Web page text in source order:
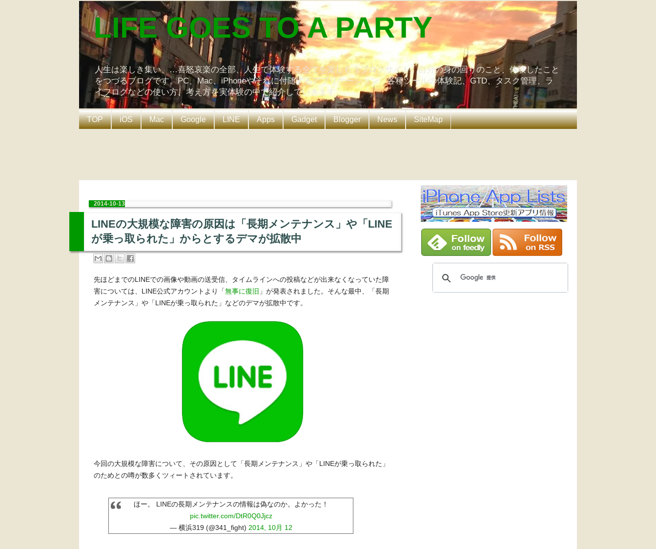
LIFE GOES TO A PARTY
人生は楽しき集い、…喜怒哀楽の全部、人生で体験する全てを楽しもうブログサイト。自分の身の回りのこと、体験したこと
をつづるブログです。PC、Mac、iPhoneやそれに付随するアプリケーション、各種ツールの体験記、GTD、タスク管理、ラ
イフログなどの使い方、考え方を実体験の中で紹介していきます。
TOP iOS Mac Google LINE Apps Gadget Blogger News SiteMap
2014-10-13
LINEの大規模な障害の原因は「長期メンテナンス」や「LINE
が乗っ取られた」からとするデマが拡散中
先ほどまでのLINEでの画像や動画の送受信、タイムラインへの投稿などが出来なくなっていた障
害については、LINE公式アカウントより「無事に復旧 」が発表されました。そんな最中、「長期
メンテナンス」や「LINEが乗っ取られた」などのデマが拡散中です。
今回の大規模な障害について、その原因として「長期メンテナンス」や「LINEが乗っ取られた」
のためとの噂が数多くツィートされています。
ほー。 LINEの長期メンテナンスの情報は偽なのか。よかった！
pic.twitter.com/DtR0Q0Jjcz
— 横浜319 (@341_fight) 2014, 10月 12